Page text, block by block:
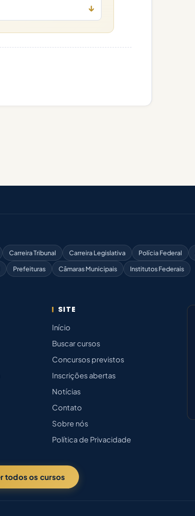
↓
Carreira Tribunal Carreira Legislativa Polícia Federal
Prefeituras Câmaras Municipais Institutos Federais
SITE
Início
Buscar cursos
Concursos previstos
Inscrições abertas
Notícias
Contato
Sobre nós
Política de Privacidade
todos os cursos